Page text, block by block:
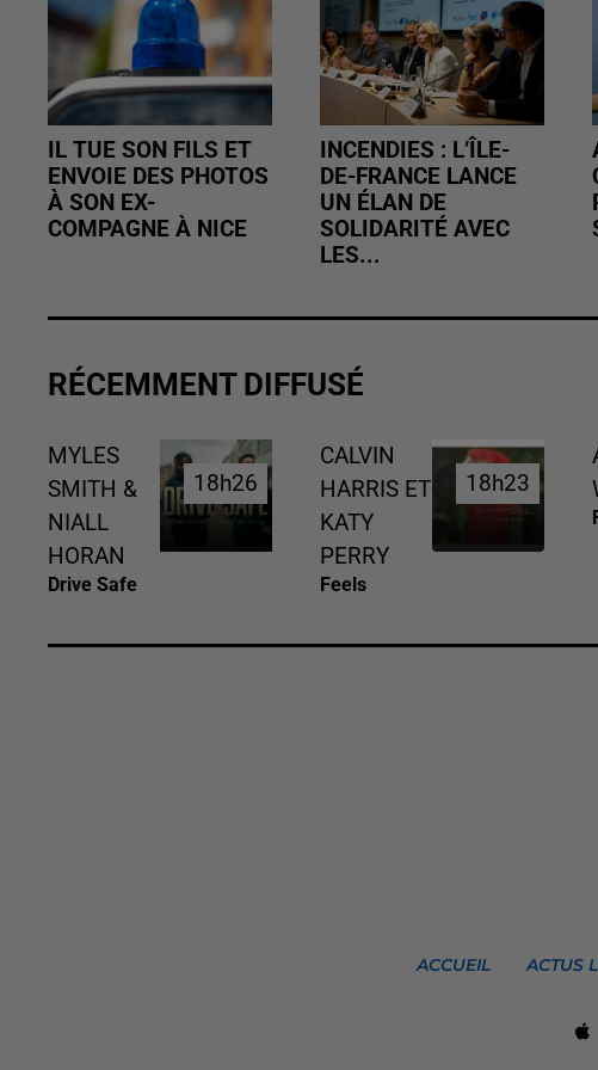
IL TUE SON FILS ET
ENVOIE DES PHOTOS
À SON EX-
COMPAGNE À NICE
INCENDIES : L’ÎLE-
DE-FRANCE LANCE
UN ÉLAN DE
SOLIDARITÉ AVEC
LES...
RÉCEMMENT DIFFUSÉ
MYLES
SMITH &
NIALL
HORAN
Drive Safe
18h26
18h26
CALVIN
HARRIS ET
KATY
PERRY
Feels
18h23
18h23
ACCUEIL ACTUS